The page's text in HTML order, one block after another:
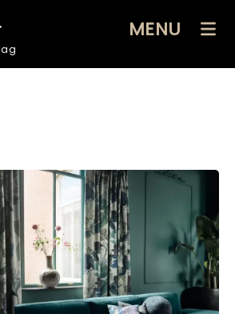
MENU